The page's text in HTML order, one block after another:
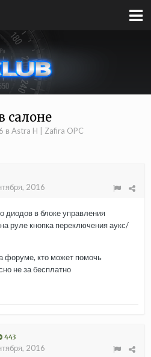
салоне
в Astra H | Zafira OPC
2016
диодов в блоке управления
руле кнопка переключения аукс/
форуме, кто может помочь
не за бесплатно
443
2016